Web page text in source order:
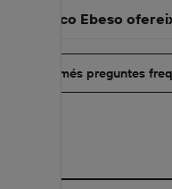
Bg Nautico Ebeso
Mostra més preguntes